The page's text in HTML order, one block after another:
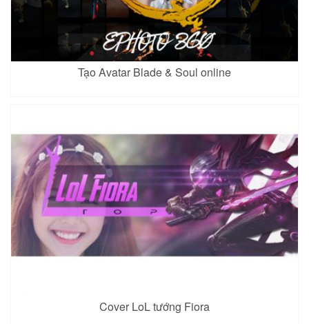
Tạo Avatar Blade & Soul online
Cover LoL tướng Fiora